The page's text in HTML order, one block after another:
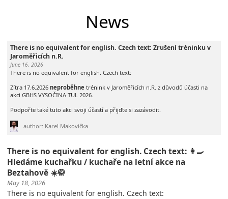
News
There is no equivalent for english. Czech text: Zrušení tréninku v
Jaroměřicích n.R.
June 16, 2026
There is no equivalent for english. Czech text:
Zítra 17.6.2026 neproběhnetrénink v Jaroměřicích n.R. z důvodů účasti na
akci GBHS VYSOČINA TUL 2026.
Podpořte také tuto akci svoji účastí a přijďte si zazávodit.
author: Karel Makovička
There is no equivalent for english. Czech text: 👩‍🍳
Hledáme kuchařku / kuchaře na letní akce na
Beztahově ☀️🥋
May 18, 2026
There is no equivalent for english. Czech text: